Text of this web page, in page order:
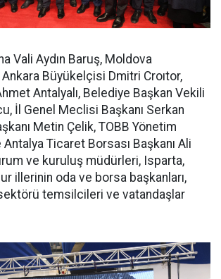
Vali Aydın Baruş, Moldova
Ankara Büyükelçisi Dmitri Croıtor,
Antalyalı, Belediye Başkan Vekili
İl Genel Meclisi Başkanı Serkan
Metin Çelik, TOBB Yönetim
Ticaret Borsası Başkanı Ali
ve kuruluş müdürleri, Isparta,
illerinin oda ve borsa başkanları,
temsilcileri ve vatandaşlar